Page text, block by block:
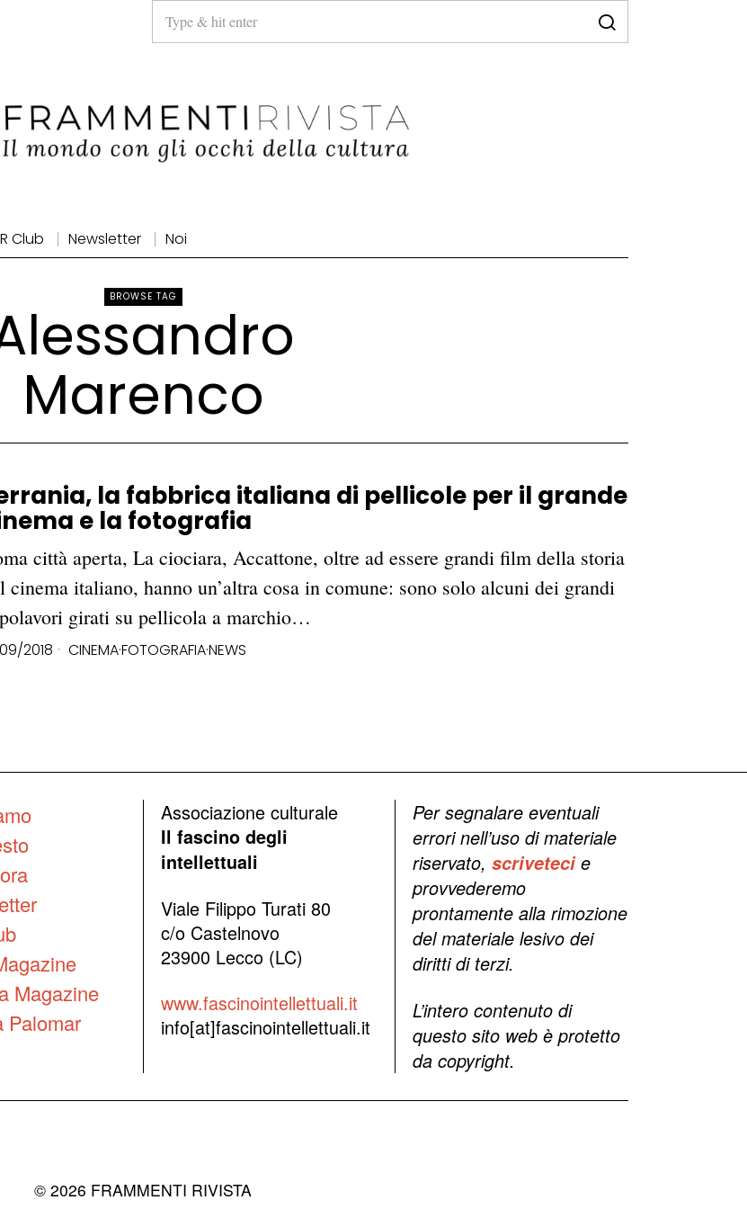
Club Newsletter Noi
BROWSE TAG
Marenco
la fabbrica italiana di pellicole per il grande
e la fotografia
città aperta, La ciociara, Accattone, oltre ad essere grandi film della storia
cinema italiano, hanno un’altra cosa in comune: sono solo alcuni dei grandi
girati su pellicola a marchio…
2018 CINEMA·FOTOGRAFIA·NEWS
Magazine
Palomar
Associazione culturale
Il fascino degli
intellettuali
Viale Filippo Turati 80
c/o Castelnovo
23900 Lecco (LC)
www.fascinointellettuali.it
info[at]fascinointellettuali.it
Per segnalare eventuali
errori nell’uso di materiale
riservato, scriveteci e
provvederemo
prontamente alla rimozione
del materiale lesivo dei
diritti di terzi.
L’intero contenuto di
questo sito web è protetto
da copyright.
© 2026 FRAMMENTI RIVISTA